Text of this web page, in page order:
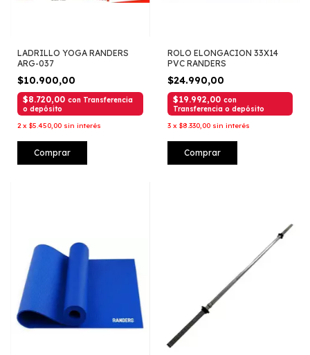
LADRILLO YOGA RANDERS
ARG-037
$10.900,00
$8.720,00 con Transferencia
o depósito
2 x $5.450,00 sin interés
Comprar
ROLO ELONGACION 33X14
PVC RANDERS
$24.990,00
$19.992,00 con
Transferencia o depósito
3 x $8.330,00 sin interés
Comprar